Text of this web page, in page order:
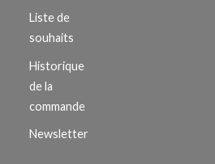
Liste de
souhaits
Historique
de la
commande
Newsletter